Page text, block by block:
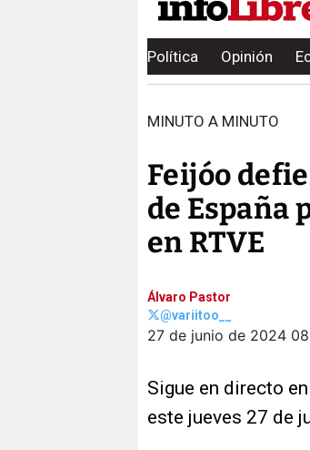
Política Opinión
MINUTO A MINUTO
Feijóo
de España
en RTVE
Álvaro Pastor
@variitoo__
27 de junio de 2024
Sigue en directo en
este jueves 27 de